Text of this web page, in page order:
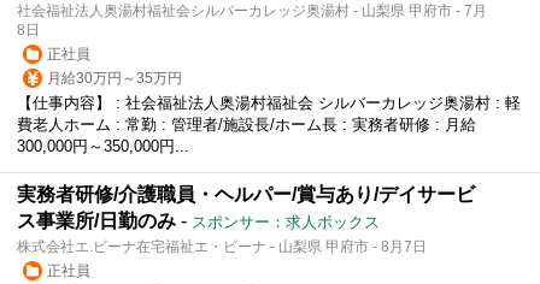
社会福祉法人奥湯村福祉会シルバーカレッジ奥湯村 - 山梨県 甲府市 - 7月
8日
正社員
月給30万円～35万円
【仕事内容】 : 社会福祉法人奥湯村福祉会 シルバーカレッジ奥湯村 : 軽
費老人ホーム : 常勤 : 管理者/施設長/ホーム長 : 実務者研修 : 月給
300,000円～350,000円...
実務者研修/介護職員・ヘルパー/賞与あり/デイサービ
ス事業所/日勤のみ - スポンサー：求人ボックス
株式会社エ.ビーナ在宅福祉エ・ビーナ - 山梨県 甲府市 - 8月7日
正社員